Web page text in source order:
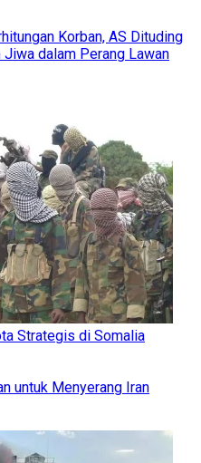
Korban, AS Dituding
dalam Perang Lawan
Strategis di Somalia
untuk Menyerang Iran